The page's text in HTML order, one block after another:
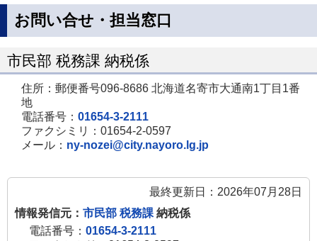
お問い合せ・担当窓口
市民部 税務課 納税係
住所：郵便番号096-8686 北海道名寄市大通南1丁目1番
地
電話番号： 01654-3-2111
ファクシミリ：01654-2-0597
メール： ny-nozei@city.nayoro.lg.jp
最終更新日：2026年07月28日
情報発信元： 市民部 税務課 納税係
電話番号： 01654-3-2111